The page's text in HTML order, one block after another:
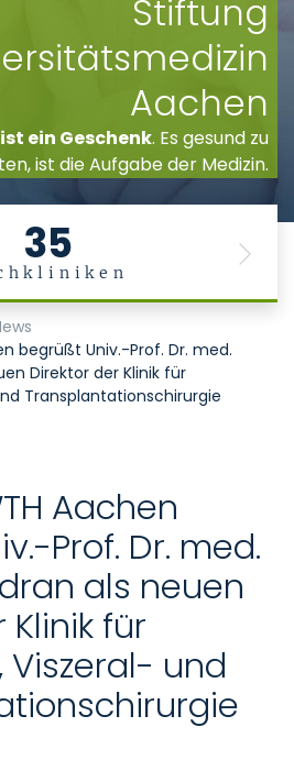
Stiftung
Aachen
ein Geschenk. Es gesund zu
ist die Aufgabe der Medizin.
35 Next
begrüßt Univ.-Prof. Dr. med.
Direktor der Klinik für
Transplantationschirurgie
Aachen
Prof. Dr. med.
als neuen
für
und